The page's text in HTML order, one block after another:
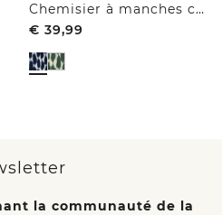
Chemisier à manches courtes, col rond et imprimé
€ 39,99
la communauté de la